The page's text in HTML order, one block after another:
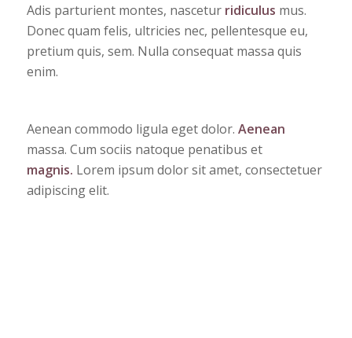
Adis parturient montes, nascetur ridiculus mus.
Donec quam felis, ultricies nec, pellentesque eu,
pretium quis, sem. Nulla consequat massa quis
enim.
Aenean commodo ligula eget dolor. Aenean
massa. Cum sociis natoque penatibus et
magnis. Lorem ipsum dolor sit amet, consectetuer
adipiscing elit.